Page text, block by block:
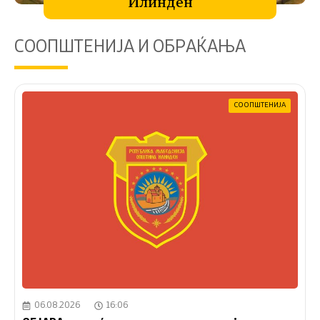
Илинден
СООПШТЕНИЈА И ОБРАЌАЊА
СООПШТЕНИЈА
06.08.2026 16:06